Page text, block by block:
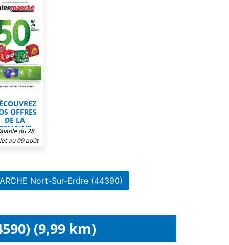
OFFRES
DE LA
CHEZ
du 28
au 09 août
Nort-Sur-Erdre (44390)
(9,99 km)